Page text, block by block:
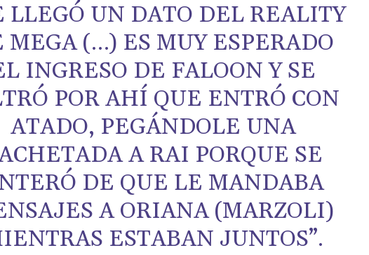
LLEGÓ UN DATO DEL REALITY
MEGA (…) ES MUY ESPERADO
INGRESO DE FALOON Y SE
POR AHÍ QUE ENTRÓ CON
ATADO, PEGÁNDOLE UNA
A RAI PORQUE SE
DE QUE LE MANDABA
A ORIANA (MARZOLI)
ESTABAN JUNTOS”.